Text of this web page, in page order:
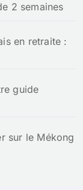
2 semaines
en retraite :
guide
sur le Mékong